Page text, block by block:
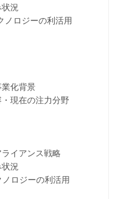
況
ロジーの利活用
化背景
現在の注力分野
イアンス戦略
況
ロジーの利活用